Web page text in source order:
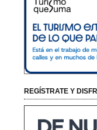
REGÍSTRATE Y